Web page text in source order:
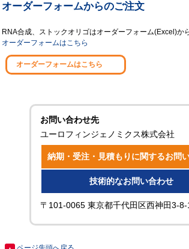
オーダーフォームからのご注文
RNA合成、ストックオリゴはオーダーフォーム(Excel)か
オーダーフォームはこちら
オーダーフォームはこちら
お問い合わせ先
ユーロフィンジェノミクス株式会社
納期・受注・見積もりに関するお問
技術的なお問い合わせ
〒101-0065 東京都千代田区西神田3-